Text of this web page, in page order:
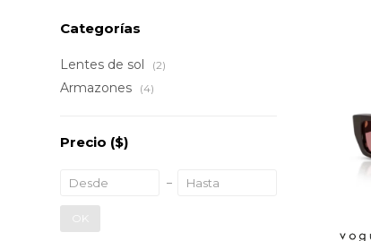
Categorías
Lentes de sol (2)
Armazones (4)
Precio ($)
OK